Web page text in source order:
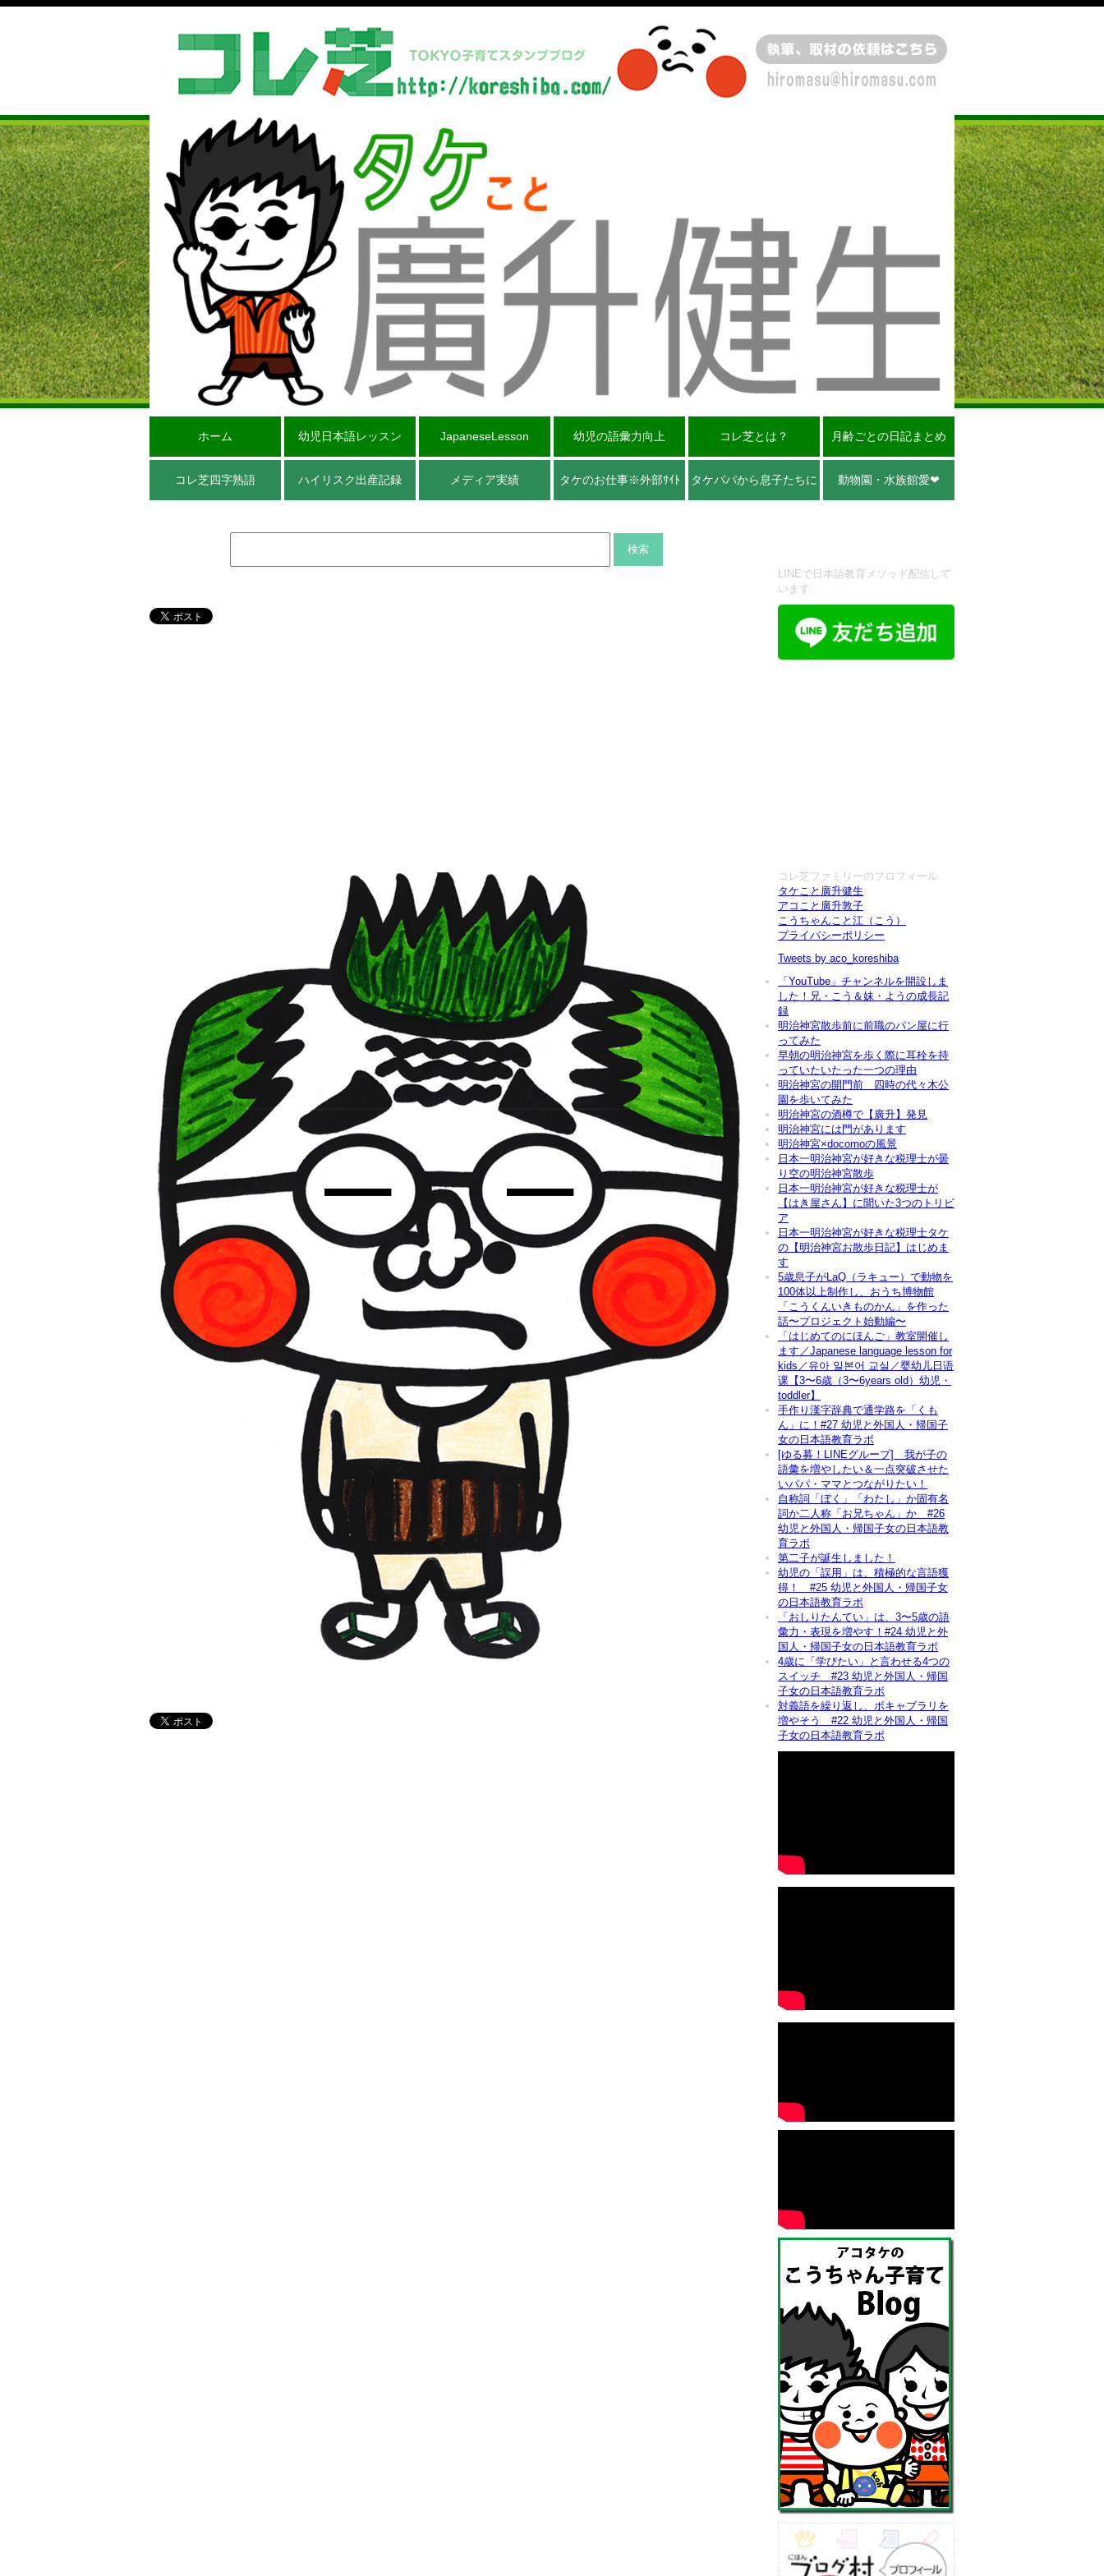
ホーム 幼児日本語レッスン JapaneseLesson 幼児の語彙力向上 コレ芝とは？ 月齢ごとの日記まとめ
コレ芝四字熟語 ハイリスク出産記録 メディア実績 タケのお仕事※外部ｻｲﾄ タケパパから息子たちに 動物園・水族館愛❤︎
LINEで日本語教育メソッド配信して
います
コレ芝ファミリーのプロフィール
タケこと廣升健生
アコこと廣升敦子
こうちゃんこと江（こう）
プライバシーポリシー
Tweets by aco_koreshiba
「YouTube」チャンネルを開設しま
した！兄・こう＆妹・ようの成長記
録
明治神宮散歩前に前職のパン屋に行
ってみた
早朝の明治神宮を歩く際に耳栓を持
っていたいたった一つの理由
明治神宮の開門前 四時の代々木公
園を歩いてみた
明治神宮の酒樽で【廣升】発見
明治神宮には門があります
明治神宮×docomoの風景
日本一明治神宮が好きな税理士が曇
り空の明治神宮散歩
日本一明治神宮が好きな税理士が
【はき屋さん】に聞いた3つのトリビ
ア
日本一明治神宮が好きな税理士タケ
の【明治神宮お散歩日記】はじめま
す
5歳息子がLaQ（ラキュー）で動物を
100体以上制作し、おうち博物館
「こうくんいきものかん」を作った
話〜プロジェクト始動編〜
「はじめてのにほんご」教室開催し
ます／Japanese language lesson for
kids／유아 일본어 교실／婴幼儿日语
课【3〜6歳（3〜6years old）幼児・
toddler】
手作り漢字辞典で通学路を「くも
ん」に！#27 幼児と外国人・帰国子
女の日本語教育ラボ
[ゆる募！LINEグループ] 我が子の
語彙を増やしたい＆一点突破させた
いパパ・ママとつながりたい！
自称詞「ぼく」「わたし」か固有名
詞か二人称「お兄ちゃん」か #26
幼児と外国人・帰国子女の日本語教
育ラボ
第二子が誕生しました！
幼児の「誤用」は、積極的な言語獲
得！ #25 幼児と外国人・帰国子女
の日本語教育ラボ
「おしりたんてい」は、3〜5歳の語
彙力・表現を増やす！#24 幼児と外
国人・帰国子女の日本語教育ラボ
4歳に「学びたい」と言わせる4つの
スイッチ #23 幼児と外国人・帰国
子女の日本語教育ラボ
対義語を繰り返し、ボキャブラリを
増やそう #22 幼児と外国人・帰国
子女の日本語教育ラボ